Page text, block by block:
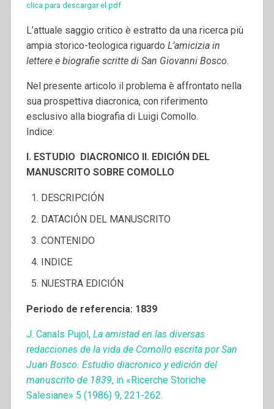
clica para descargar el pdf
L’attuale saggio critico è estratto da una ricerca più
ampia storico-teologica riguardo L’amicizia in
lettere e biografie scritte di San Giovanni Bosco.
Nel presente articolo il problema è affrontato nella
sua prospettiva diacronica, con riferimento
esclusivo alla biografia di Luigi Comollo.
Indice:
I. ESTUDIO DIACRONICO II. EDICIÓN DEL
MANUSCRITO SOBRE COMOLLO
DESCRIPCIÓN
DATACIÓN DEL MANUSCRITO
CONTENIDO
INDICE
NUESTRA EDICIÓN
Periodo de referencia: 1839
J. Canals Pujol, La amistad en las diversas
redacciones de la vida de Comollo escrita por San
Juan Bosco. Estudio diacronico y edición del
manuscrito de 1839, in «Ricerche Storiche
Salesiane» 5 (1986) 9, 221-262.